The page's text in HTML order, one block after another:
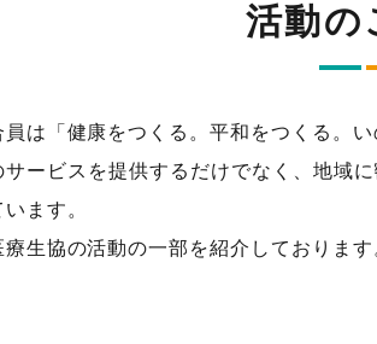
活動の
は「健康をつくる。平和をつくる。
ービスを提供するだけでなく、地域
ます。
生協の活動の一部を紹介しております